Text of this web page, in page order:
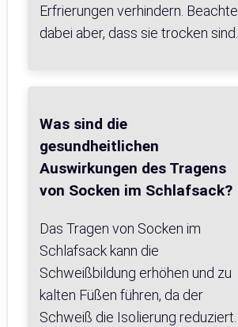
Erfrierungen verhindern. Beachte
dabei aber, dass sie trocken sind.
Was sind die
gesundheitlichen
Auswirkungen des Tragens
von Socken im Schlafsack?
Das Tragen von Socken im
Schlafsack kann die
Schweißbildung erhöhen und zu
kalten Füßen führen, da der
Schweiß die Isolierung reduziert.